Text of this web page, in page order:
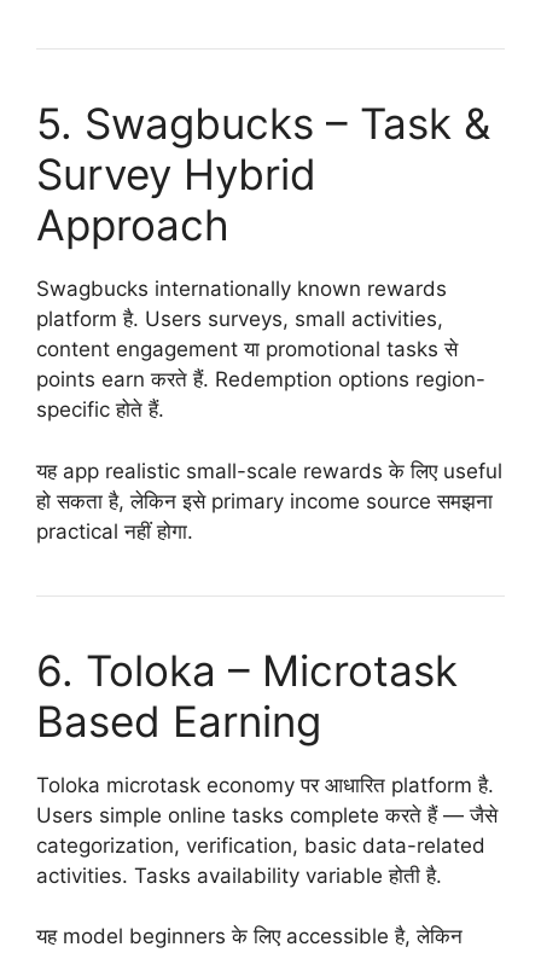
5. Swagbucks – Task &
Survey Hybrid
Approach
Swagbucks internationally known rewards
platform है. Users surveys, small activities,
content engagement या promotional tasks से
points earn करते हैं. Redemption options region-
specific होते हैं.
यह app realistic small-scale rewards के लिए useful
हो सकता है, लेकिन इसे primary income source समझना
practical नहीं होगा.
6. Toloka – Microtask
Based Earning
Toloka microtask economy पर आधारित platform है.
Users simple online tasks complete करते हैं — जैसे
categorization, verification, basic data-related
activities. Tasks availability variable होती है.
यह model beginners के लिए accessible है, लेकिन